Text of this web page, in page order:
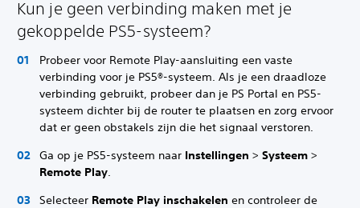
Kun je geen verbinding maken met je
gekoppelde PS5-systeem?
Probeer voor Remote Play-aansluiting een vaste
verbinding voor je PS5®-systeem. Als je een draadloze
verbinding gebruikt, probeer dan je PS Portal en PS5-
systeem dichter bij de router te plaatsen en zorg ervoor
dat er geen obstakels zijn die het signaal verstoren.
Ga op je PS5-systeem naar Instellingen > Systeem >
Remote Play.
Selecteer Remote Play inschakelen en controleer de